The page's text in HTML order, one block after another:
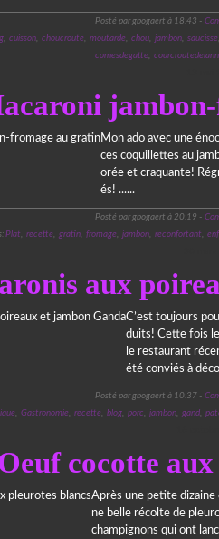
Posté par gbogaert à 18:43 -
, cuisson, choucroute, moutarde, chou, jambon, saucisse,
cornesdegatte,
Mon ado avec une
ces coquillettes au
orée et craquante!
és! ......
Posté par gbogaert à 20:19 -
Plat, recette, gratin, fromage, jambon, reconfortant,
aux
C’est toujours
duits! Cette fois
le restaurant
été conviés à
Posté par gbogaert à 10:37 -
, Gastronomie, recette, blog, porc, jambon, gand,
cocotte
Après une petite dizaine
ne belle récolte de
champignons qui ont